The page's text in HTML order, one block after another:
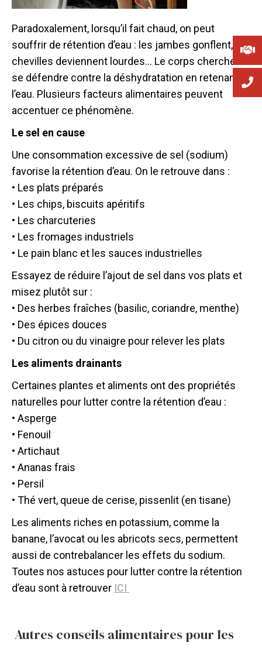
Paradoxalement, lorsqu’il fait chaud, on peut
souffrir de rétention d’eau : les jambes gonflent, les
chevilles deviennent lourdes… Le corps cherche à
se défendre contre la déshydratation en retenant
l’eau. Plusieurs facteurs alimentaires peuvent
accentuer ce phénomène.
Le sel en cause
Une consommation excessive de sel (sodium)
favorise la rétention d’eau. On le retrouve dans :
• Les plats préparés
• Les chips, biscuits apéritifs
• Les charcuteries
• Les fromages industriels
• Le pain blanc et les sauces industrielles
Essayez de réduire l’ajout de sel dans vos plats et
misez plutôt sur :
• Des herbes fraîches (basilic, coriandre, menthe)
• Des épices douces
• Du citron ou du vinaigre pour relever les plats
Les aliments drainants
Certaines plantes et aliments ont des propriétés
naturelles pour lutter contre la rétention d’eau :
• Asperge
• Fenouil
• Artichaut
• Ananas frais
• Persil
• Thé vert, queue de cerise, pissenlit (en tisane)
Les aliments riches en potassium, comme la
banane, l’avocat ou les abricots secs, permettent
aussi de contrebalancer les effets du sodium.
Toutes nos astuces pour lutter contre la rétention
d’eau sont à retrouver ICI
Autres conseils alimentaires pour les